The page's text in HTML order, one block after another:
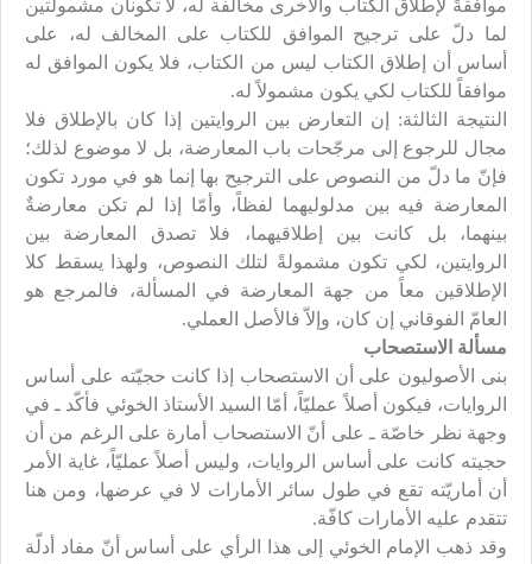
موافقةً لإطلاق الكتاب والأخرى مخالفة له، لا تكونان مشمولتين
لما دلّ على ترجيح الموافق للكتاب على المخالف له، على
أساس أن إطلاق الكتاب ليس من الكتاب، فلا يكون الموافق له
موافقاً للكتاب لكي يكون مشمولاً له.
النتيجة الثالثة: إن التعارض بين الروايتين إذا كان بالإطلاق فلا
مجال للرجوع إلى مرجّحات باب المعارضة، بل لا موضوع لذلك؛
فإنّ ما دلّ من النصوص على الترجيح بها إنما هو في مورد تكون
المعارضة فيه بين مدلوليهما لفظاً، وأمّا إذا لم تكن معارضةٌ
بينهما، بل كانت بين إطلاقيهما، فلا تصدق المعارضة بين
الروايتين، لكي تكون مشمولةً لتلك النصوص، ولهذا يسقط كلا
الإطلاقين معاً من جهة المعارضة في المسألة، فالمرجع هو
العامّ الفوقاني إن كان، وإلاّ فالأصل العملي.
مسألة الاستصحاب
بنى الأصوليون على أن الاستصحاب إذا كانت حجيّته على أساس
الروايات، فيكون أصلاً عمليّاً، أمّا السيد الأستاذ الخوئي فأكّد ـ في
وجهة نظر خاصّة ـ على أنّ الاستصحاب أمارة على الرغم من أن
حجيته كانت على أساس الروايات، وليس أصلاً عمليّاً، غاية الأمر
أن أماريّته تقع في طول سائر الأمارات لا في عرضها، ومن هنا
تتقدم عليه الأمارات كافّة.
وقد ذهب الإمام الخوئي إلى هذا الرأي على أساس أنّ مفاد أدلّة